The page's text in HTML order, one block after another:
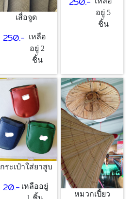
เสื่อจูด
250.- เหลือ
อยู่ 2
ชิ้น
อยู่ 5
ชิ้น
กระเป๋าใส่ยาสูบ
20.- เหลืออยู่
หมวกเปี้ยว